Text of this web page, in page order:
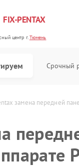
FIX-PENTAX
центр г.Тюмень
Срочный
замена передней